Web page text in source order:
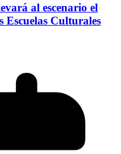
al escenario el
Escuelas Culturales